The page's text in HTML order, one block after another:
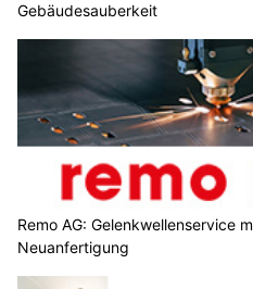
Gebäudesauberkeit
Remo AG: Gelenkwellenservice
Neuanfertigung